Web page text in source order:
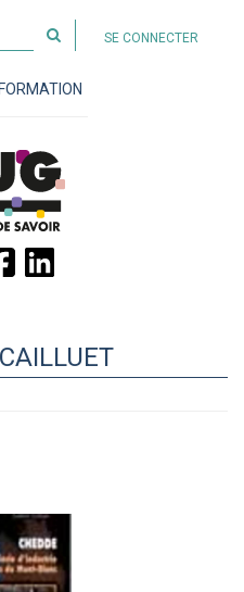
SE CONNECTER